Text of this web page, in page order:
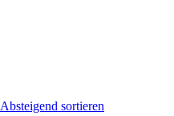
Absteigend sortieren